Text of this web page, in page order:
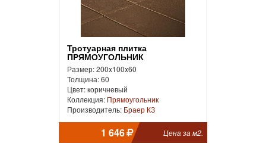
Тротуарная плитка
ПРЯМОУГОЛЬНИК
Размер: 200x100x60
Толщина: 60
Цвет: коричневый
Коллекция: Прямоугольник
Производитель: Браер КЗ
1 646 Цена за м2.